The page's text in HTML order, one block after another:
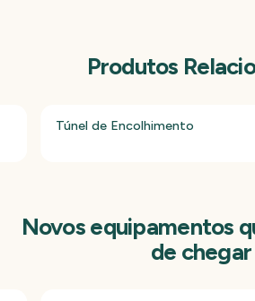
Produtos
Túnel de Encolhimento
Novos equipamentos
de chegar